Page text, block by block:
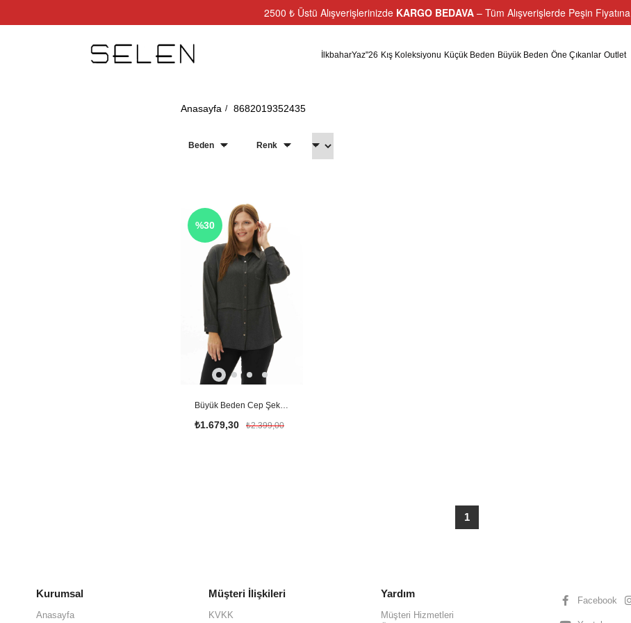
2500 ₺ Üstü Alışverişlerinizde KARGO BEDAVA – Tüm Alışverişlerde Peşin Fiyatına
İlkbaharYaz"26 Kış Koleksiyonu Küçük Beden Büyük Beden Öne Çıkanlar Outlet
Anasayfa 8682019352435
Beden Renk
%30
Büyük Beden Cep Şeklinde Taşlı Bluz / ANTRASİT
₺1.679,30 ₺2.399,00
1
Kurumsal
Anasayfa
Müşteri İlişkileri
KVKK
Yardım
Müşteri Hizmetleri
Facebook